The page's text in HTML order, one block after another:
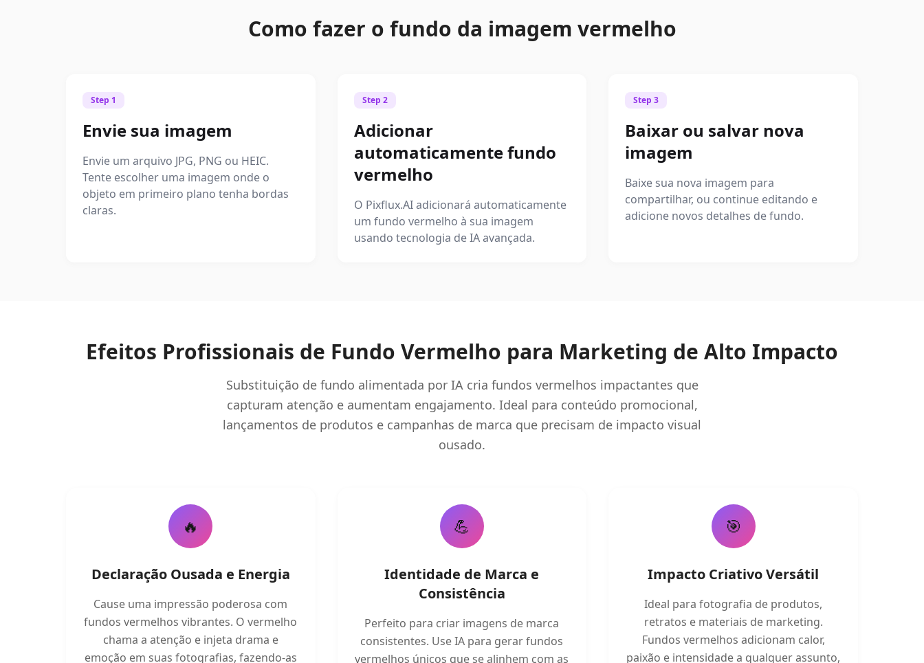
Como fazer o fundo da imagem vermelho
Step 1
Envie sua imagem
Envie um arquivo JPG, PNG ou HEIC.
Tente escolher uma imagem onde o
objeto em primeiro plano tenha bordas
claras.
Step 2
Adicionar
automaticamente fundo
vermelho
O Pixflux.AI adicionará automaticamente
um fundo vermelho à sua imagem
usando tecnologia de IA avançada.
Step 3
Baixar ou salvar nova
imagem
Baixe sua nova imagem para
compartilhar, ou continue editando e
adicione novos detalhes de fundo.
Efeitos Profissionais de Fundo Vermelho para Marketing de Alto Impacto
Substituição de fundo alimentada por IA cria fundos vermelhos impactantes que
capturam atenção e aumentam engajamento. Ideal para conteúdo promocional,
lançamentos de produtos e campanhas de marca que precisam de impacto visual
ousado.
🔥
Declaração Ousada e Energia
Cause uma impressão poderosa com
fundos vermelhos vibrantes. O vermelho
chama a atenção e injeta drama e
emoção em suas fotografias, fazendo-as
💪
Identidade de Marca e
Consistência
Perfeito para criar imagens de marca
consistentes. Use IA para gerar fundos
vermelhos únicos que se alinhem com as
🎯
Impacto Criativo Versátil
Ideal para fotografia de produtos,
retratos e materiais de marketing.
Fundos vermelhos adicionam calor,
paixão e intensidade a qualquer assunto,